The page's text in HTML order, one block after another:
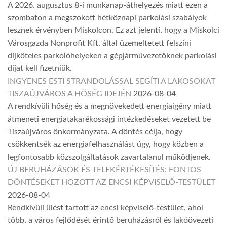
A 2026. augusztus 8-i munkanap-áthelyezés miatt ezen a
szombaton a megszokott hétköznapi parkolási szabályok
lesznek érvényben Miskolcon. Ez azt jelenti, hogy a Miskolci
Városgazda Nonprofit Kft. által üzemeltetett felszíni
díjköteles parkolóhelyeken a gépjárművezetőknek parkolási
díjat kell fizetniük.
INGYENES ESTI STRANDOLÁSSAL SEGÍTI A LAKOSOKAT
TISZAÚJVÁROS A HŐSÉG IDEJÉN 2026-08-04
A rendkívüli hőség és a megnövekedett energiaigény miatt
átmeneti energiatakarékossági intézkedéseket vezetett be
Tiszaújváros önkormányzata. A döntés célja, hogy
csökkentsék az energiafelhasználást úgy, hogy közben a
legfontosabb közszolgáltatások zavartalanul működjenek.
ÚJ BERUHÁZÁSOK ÉS TELEKÉRTÉKESÍTÉS: FONTOS
DÖNTÉSEKET HOZOTT AZ ENCSI KÉPVISELŐ-TESTÜLET
2026-08-04
Rendkívüli ülést tartott az encsi képviselő-testület, ahol
több, a város fejlődését érintő beruházásról és lakóövezeti